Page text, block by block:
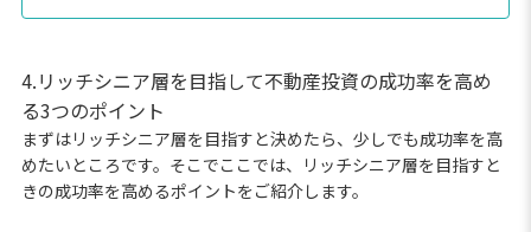
4.リッチシニア層を目指して不動産投資の成功率を高め
る3つのポイント
まずはリッチシニア層を目指すと決めたら、少しでも成功率を高
めたいところです。そこでここでは、リッチシニア層を目指すと
きの成功率を高めるポイントをご紹介します。